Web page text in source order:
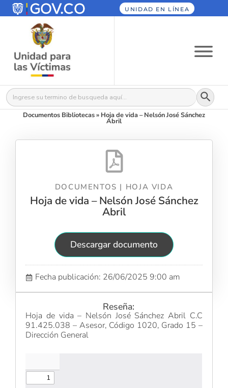
UNIDAD EN LÍNEA
Buscar: Botón
Documentos Bibliotecas» Hoja de vida – Nelsón José Sánchez
Abril
DOCUMENTOS | HOJA VIDA
Hoja de vida – Nelsón José Sánchez
Abril
Descargar documento
Fecha publicación: 26/06/2025 9:00 am
Reseña:
Hoja de vida – Nelsón José Sánchez Abril C.C
91.425.038 – Asesor, Código 1020, Grado 15 –
Dirección General